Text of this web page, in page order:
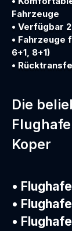
Fahrzeuge
• Verfügbar
• Fahrzeuge
6+1, 8+1)
•
Die
Koper
•
•
•